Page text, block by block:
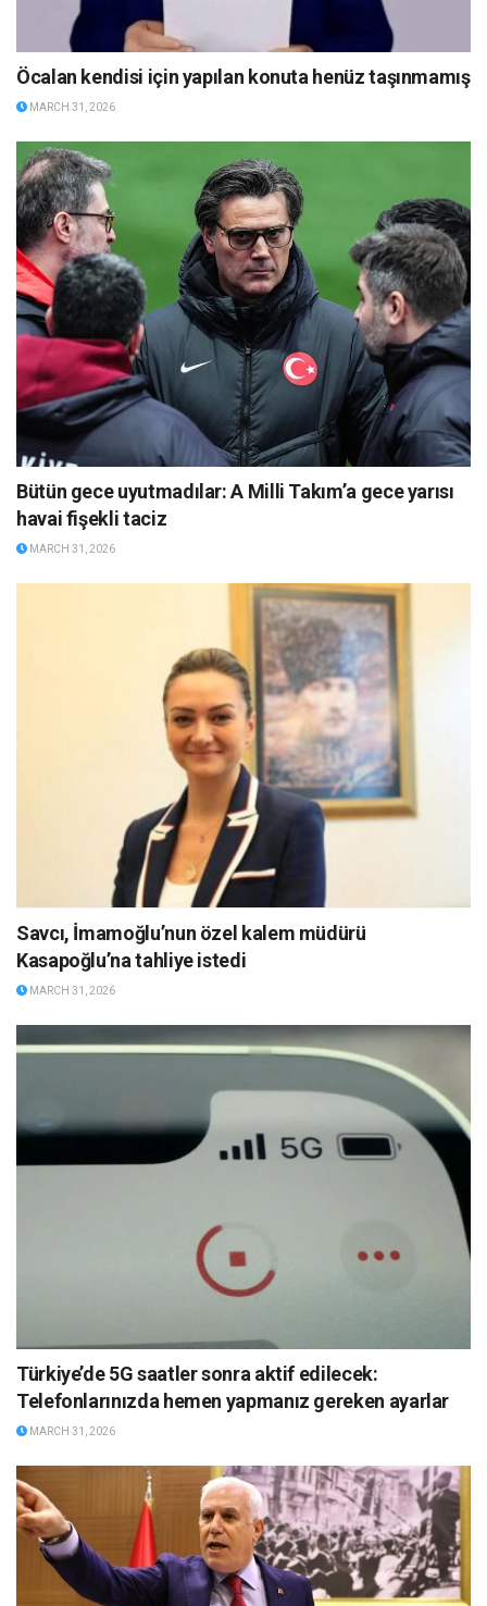
Öcalan kendisi için yapılan konuta henüz taşınmamış
MARCH 31, 2026
Bütün gece uyutmadılar: A Milli Takım’a gece yarısı
havai fişekli taciz
MARCH 31, 2026
Savcı, İmamoğlu’nun özel kalem müdürü
Kasapoğlu’na tahliye istedi
MARCH 31, 2026
Türkiye’de 5G saatler sonra aktif edilecek:
Telefonlarınızda hemen yapmanız gereken ayarlar
MARCH 31, 2026